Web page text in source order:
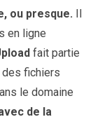
ou presque.
en ligne
fait partie
des fichiers
le domaine
de la